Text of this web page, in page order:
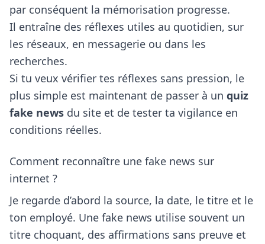
par conséquent la mémorisation progresse.
Il entraîne des réflexes utiles au quotidien, sur
les réseaux, en messagerie ou dans les
recherches.
Si tu veux vérifier tes réflexes sans pression, le
plus simple est maintenant de passer à un quiz
fake news du site et de tester ta vigilance en
conditions réelles.
Comment reconnaître une fake news sur
internet ?
Je regarde d’abord la source, la date, le titre et le
ton employé. Une fake news utilise souvent un
titre choquant, des affirmations sans preuve et